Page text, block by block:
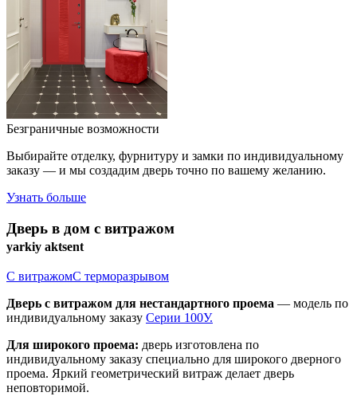
Безграничные возможности
Выбирайте отделку, фурнитуру и замки по индивидуальному
заказу — и мы создадим дверь точно по вашему желанию.
Узнать больше
Дверь в дом с витражом
yarkiy aktsent
С витражомС терморазрывом
Дверь с витражом для нестандартного проема — модель по
индивидуальному заказу Серии 100У.
Для широкого проема: дверь изготовлена по
индивидуальному заказу специально для широкого дверного
проема. Яркий геометрический витраж делает дверь
неповторимой.